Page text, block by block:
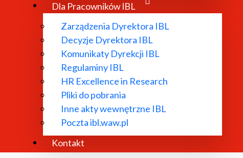
Dla Pracowników IBL
Zarządzenia Dyrektora IBL
Decyzje Dyrektora IBL
Komunikaty Dyrekcji IBL
Regulaminy IBL
HR Excellence in Research
Pliki do pobrania
Inne akty wewnętrzne IBL
Poczta ibl.waw.pl
Kontakt